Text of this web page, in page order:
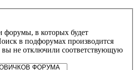
в которых будет
в подфорумах производится
вы не отключили соответствующую